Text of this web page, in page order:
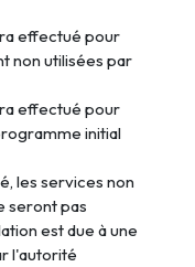
effectué pour
non utilisées par
effectué pour
initial
les services non
seront pas
est due à une
l'autorité